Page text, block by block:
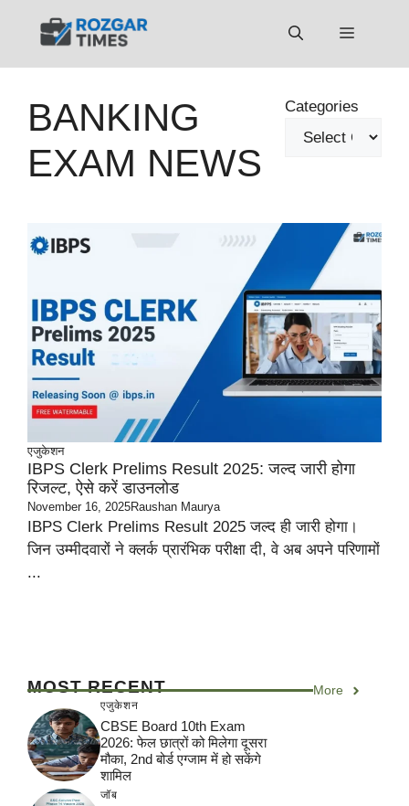
Menu
BANKING
EXAM NEWS
Categories
एजुकेशन
IBPS Clerk Prelims Result 2025: जल्द जारी होगा
रिजल्ट, ऐसे करें डाउनलोड
November 16, 2025Raushan Maurya
IBPS Clerk Prelims Result 2025 जल्द ही जारी होगा।
जिन उम्मीदवारों ने क्लर्क प्रारंभिक परीक्षा दी, वे अब अपने परिणामों
...
MOST RECENT More
एजुकेशन
CBSE Board 10th Exam
2026: फेल छात्रों को मिलेगा दूसरा
मौका, 2nd बोर्ड एग्जाम में हो सकेंगे
शामिल
जॉब